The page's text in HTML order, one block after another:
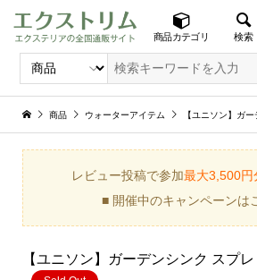
商品カテゴリ 検索
商品 ウォーターアイテム 【ユニソン】ガ
レビュー投稿で参加最大3,500円
■ 開催中のキャンペーンは
【ユニソン】ガーデンシンク スプ